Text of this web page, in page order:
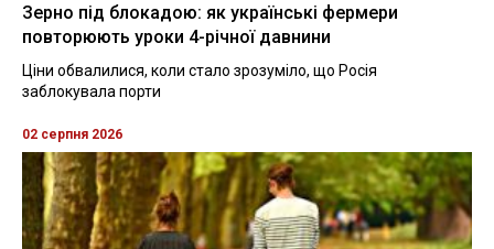
Зерно під блокадою: як українські фермери
повторюють уроки 4-річної давнини
Ціни обвалилися, коли стало зрозуміло, що Росія
заблокувала порти
02 серпня 2026